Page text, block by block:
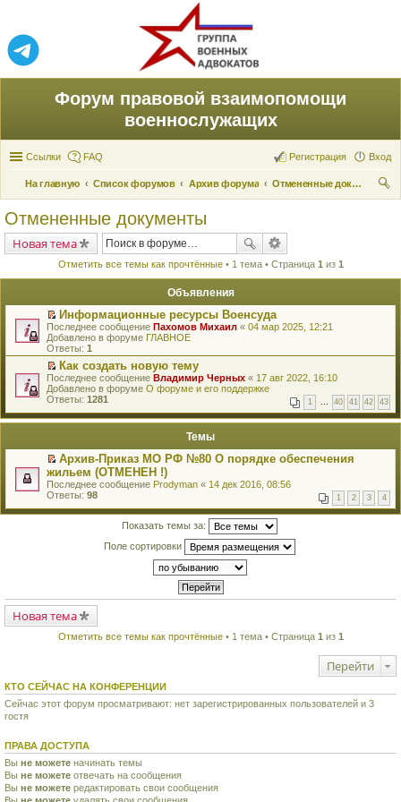
Форум правовой взаимопомощи
военнослужащих
Ссылки FAQ Вход
Регистрация
На главную Список форумов Архив форума
Отмененные документы
Отмененные документы
Новая тема
Отметить все темы как прочтённые• 1 тема • Страница 1 из 1
Объявления
П
е
р
е
й
т
и
к
е
о
м
у
н
е
п
р
о
м
у
с
е
н
и
Информационные ресурсы Военсуда
Последнее сообщение Пахомов Михаил « 04 мар 2025, 12:21
Добавлено в форуме ГЛАВНОЕ
Ответы: 1
П
е
р
й
к
п
е
р
в
м
и
а
н
н
с
о
о
е
н
и
ю
Как создать новую тему
Последнее сообщение Владимир Черных « 17 авг 2022, 16:10
Добавлено в форуме О форуме и его поддержке
Ответы: 1281 1 … 40 41 42 43
Темы
П
е
р
е
й
о
м
у
н
е
ч
и
т
о
у
с
о
Архив-Приказ МО РФ №80 О порядке обеспечения
жильем (ОТМЕНЕН !)
Последнее сообщение Prodyman « 14 дек 2016, 08:56
Ответы: 98 1 2 3 4
Показать темы за:
Поле сортировки
Новая тема
Отметить все темы как прочтённые• 1 тема • Страница 1 из 1
Перейти
КТО СЕЙЧАС НА КОНФЕРЕНЦИИ
Сейчас этот форум просматривают: нет зарегистрированных пользователей и 3
гостя
ПРАВА ДОСТУПА
Вы не можете начинать темы
Вы не можете отвечать на сообщения
Вы не можете редактировать свои сообщения